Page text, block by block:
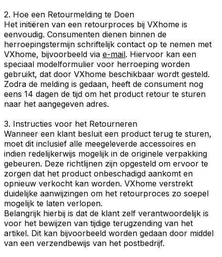
2. Hoe een Retourmelding te Doen
Het initiëren van een retourproces bij VXhome is
eenvoudig. Consumenten dienen binnen de
herroepingstermijn schriftelijk contact op te nemen met
VXhome, bijvoorbeeld via e-mail. Hiervoor kan een
speciaal modelformulier voor herroeping worden
gebruikt, dat door VXhome beschikbaar wordt gesteld.
Zodra de melding is gedaan, heeft de consument nog
eens 14 dagen de tijd om het product retour te sturen
naar het aangegeven adres.
3. Instructies voor het Retourneren
Wanneer een klant besluit een product terug te sturen,
moet dit inclusief alle meegeleverde accessoires en
indien redelijkerwijs mogelijk in de originele verpakking
gebeuren. Deze richtlijnen zijn opgesteld om ervoor te
zorgen dat het product onbeschadigd aankomt en
opnieuw verkocht kan worden. VXhome verstrekt
duidelijke aanwijzingen om het retourproces zo soepel
mogelijk te laten verlopen.
Belangrijk hierbij is dat de klant zelf verantwoordelijk is
voor het bewijzen van tijdige terugzending van het
artikel. Dit kan bijvoorbeeld worden gedaan door middel
van een verzendbewijs van het postbedrijf.